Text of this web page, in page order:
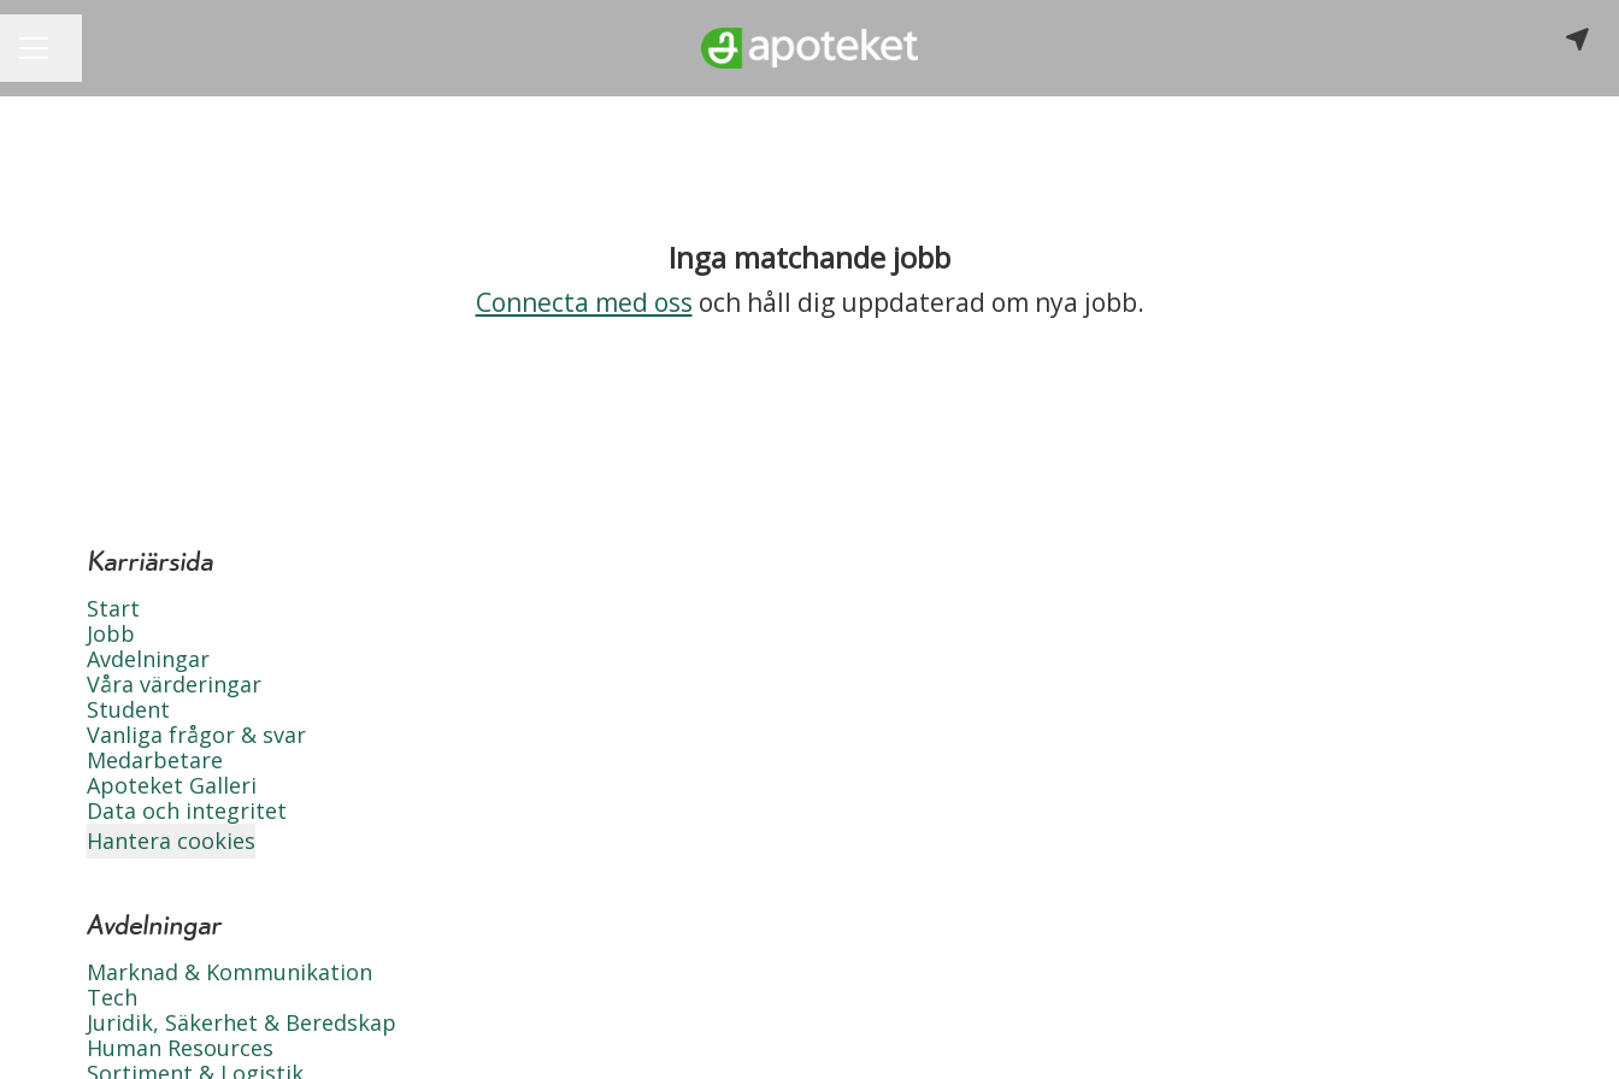
Inga matchande jobb
Connecta med oss och håll dig uppdaterad om nya jobb.
Karriärsida
Start
Jobb
Avdelningar
Våra värderingar
Student
Vanliga frågor & svar
Medarbetare
Apoteket Galleri
Data och integritet
Hantera cookies
Avdelningar
Marknad & Kommunikation
Tech
Juridik, Säkerhet & Beredskap
Human Resources
Sortiment & Logistik